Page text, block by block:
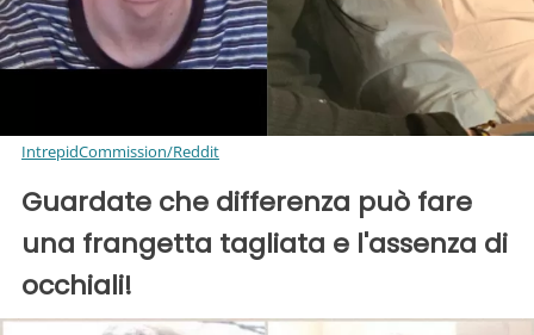
IntrepidCommission/Reddit
Guardate che differenza può fare
una frangetta tagliata e l'assenza di
occhiali!